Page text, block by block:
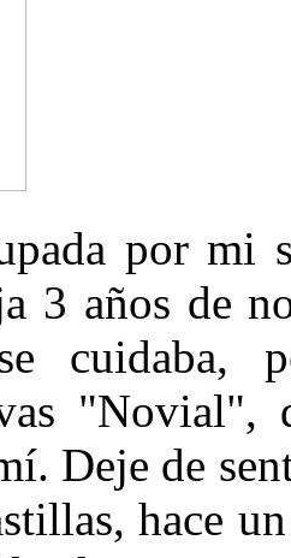
por mi
3 años de
cuidaba,
"Novial",
Deje de
hace